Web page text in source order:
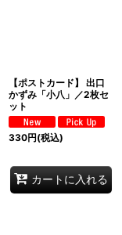
【ポストカード】 出口
かずみ「小八」／2枚セ
ット
330円(税込)
カートに入れる